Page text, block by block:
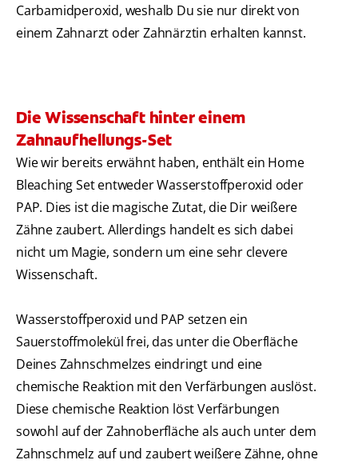
Carbamidperoxid, weshalb Du sie nur direkt von
einem Zahnarzt oder Zahnärztin erhalten kannst.
Die Wissenschaft hinter einem
Zahnaufhellungs-Set
Wie wir bereits erwähnt haben, enthält ein Home
Bleaching Set entweder Wasserstoffperoxid oder
PAP. Dies ist die magische Zutat, die Dir weißere
Zähne zaubert. Allerdings handelt es sich dabei
nicht um Magie, sondern um eine sehr clevere
Wissenschaft.
Wasserstoffperoxid und PAP setzen ein
Sauerstoffmolekül frei, das unter die Oberfläche
Deines Zahnschmelzes eindringt und eine
chemische Reaktion mit den Verfärbungen auslöst.
Diese chemische Reaktion löst Verfärbungen
sowohl auf der Zahnoberfläche als auch unter dem
Zahnschmelz auf und zaubert weißere Zähne, ohne